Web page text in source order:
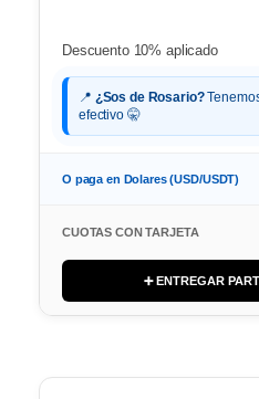
Descuento 10% aplicado
📍 ¿Sos de Rosario?
efectivo 🤫
O paga en Dolares (USD/USDT)
CUOTAS CON TARJETA
➕ ENTREGAR